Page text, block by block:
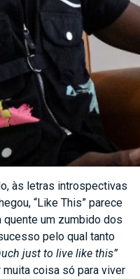
às letras introspectivas
“Like This” parece
quente um zumbido dos
pelo qual tanto
just to live like this”
muita coisa só para viver